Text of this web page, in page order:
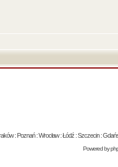
: Poznań : Wrocław : Łódź : Szczecin :
Powered by